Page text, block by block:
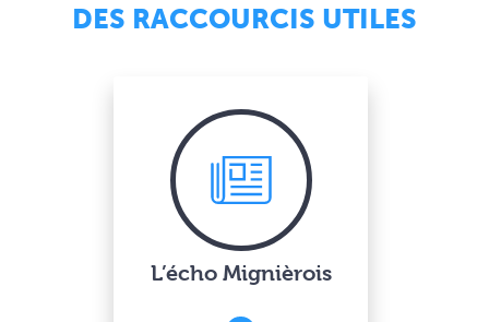
DES RACCOURCIS UTILES
L’écho Mignièrois